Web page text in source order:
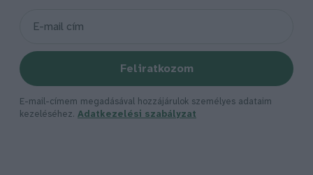
Feliratkozom
E-mail-címem megadásával hozzájárulok személyes adataim
kezeléséhez. Adatkezelési szabályzat